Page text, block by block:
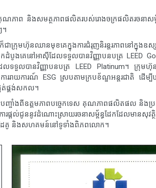
គុណភាព និងសមត្ថភាពផលិតរបស់រោងចក្រផលិតរចនាស
។
ាក្រុមហ៊ុនឈានមុខគេក្នុងការជំរុញនិរន្តរភាពនៅក្នុង
កដំបូងគេនៅអាស៊ីដែលទទួលបានវិញ្ញាបនបត្រ LEED
ទួលបានវិញ្ញាបនបត្រ LEED Platinum។ ក្រុមហ៊ុនក៏
ាយការណ៍ ESG ស្របតាមក្របខ័ណ្ឌអន្តរជាតិ ដើម្បីប
គត់ផ្គង់សកល។
បញ្ចាំងពីឧត្តមភាពបច្ចេកទេស គុណភាពផលិតផល និងប្រ
ងការផ្តល់ជូននូវដំណោះស្រាយរចនាសម្ព័ន្ធដែកដែលមានសុ
ន ដៃគូ និងសហគមន៍នៅទូទាំងពិភពលោក។